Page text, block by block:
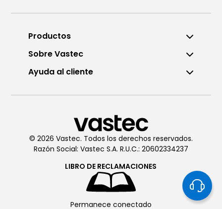
De Lunes a Viernes de 8:00am
a 6:00pm
Chatea conVastec
De Lunes a Viernes de 8:00am
a 6:00pm
Productos
Sobre Vastec
Ayuda al cliente
© 2026 Vastec. Todos los derechos reservados.
Razón Social: Vastec S.A. R.U.C.: 20602334237
LIBRO DE RECLAMACIONES
Permanece conectado